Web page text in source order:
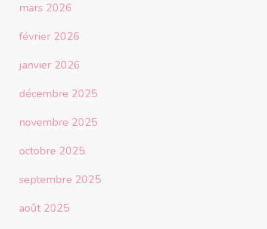
mars 2026
février 2026
janvier 2026
décembre 2025
novembre 2025
octobre 2025
septembre 2025
août 2025